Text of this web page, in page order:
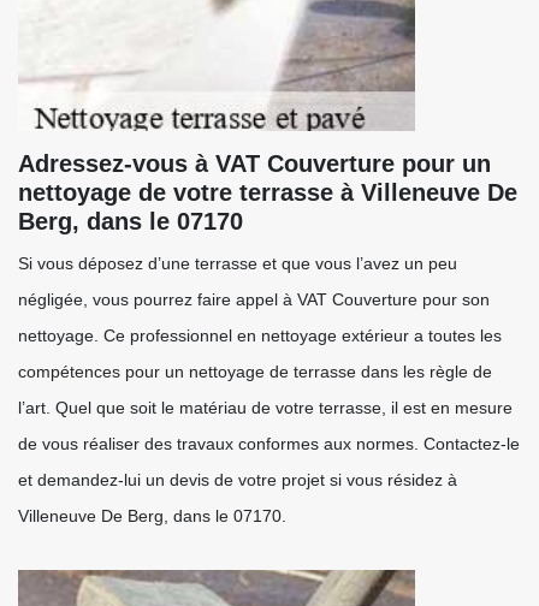
Adressez-vous à VAT Couverture pour un
nettoyage de votre terrasse à Villeneuve De
Berg, dans le 07170
Si vous déposez d’une terrasse et que vous l’avez un peu
négligée, vous pourrez faire appel à VAT Couverture pour son
nettoyage. Ce professionnel en nettoyage extérieur a toutes les
compétences pour un nettoyage de terrasse dans les règle de
l’art. Quel que soit le matériau de votre terrasse, il est en mesure
de vous réaliser des travaux conformes aux normes. Contactez-le
et demandez-lui un devis de votre projet si vous résidez à
Villeneuve De Berg, dans le 07170.